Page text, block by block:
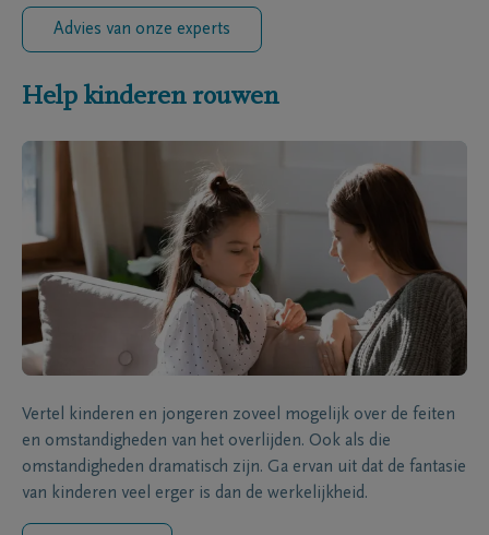
Advies van onze experts
Help kinderen rouwen
Vertel kinderen en jongeren zoveel mogelijk over de feiten
en omstandigheden van het overlijden. Ook als die
omstandigheden dramatisch zijn. Ga ervan uit dat de fantasie
van kinderen veel erger is dan de werkelijkheid.